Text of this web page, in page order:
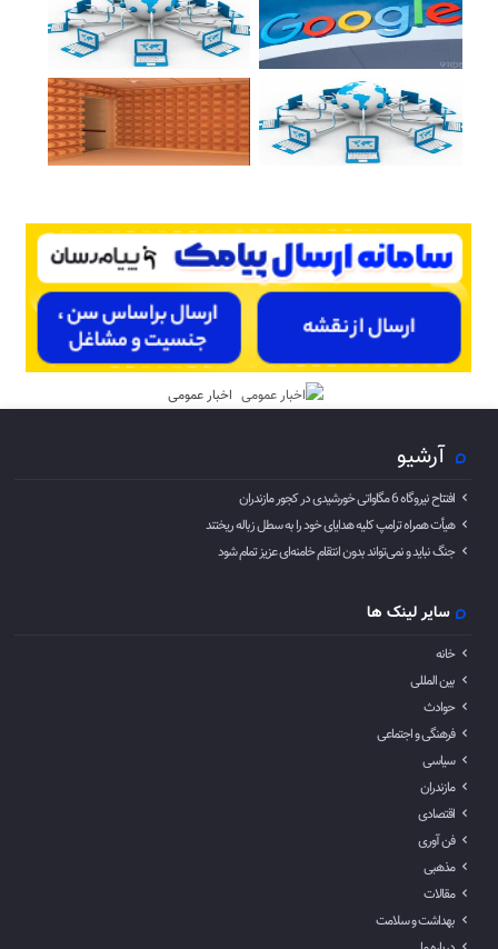
اخبار عمومی
آرشیو
افتتاح نیروگاه 6 مگاواتی خورشیدی در کجور مازندران
هیأت همراه ترامپ کلیه هدایای خود را به سطل زباله ریختند
جنگ نباید و نمی‌تواند بدون انتقام خامنه‌ای عزیز تمام شود
سایر لینک ها
خانه
بین المللی
حوادث
فرهنگی و اجتماعی
سیاسی
مازندران
اقتصادی
فن آوری
مذهبی
مقالات
بهداشت و سلامت